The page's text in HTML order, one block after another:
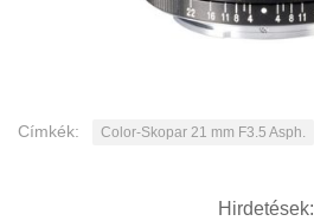
Címkék: Color-Skopar 21 mm F3.5 Asph.
Hirdetések: